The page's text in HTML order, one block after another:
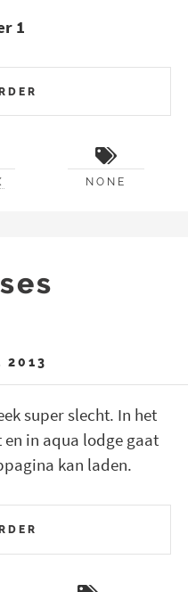
1
NONE
2013
super slecht. In het
in aqua lodge gaat
kan laden.